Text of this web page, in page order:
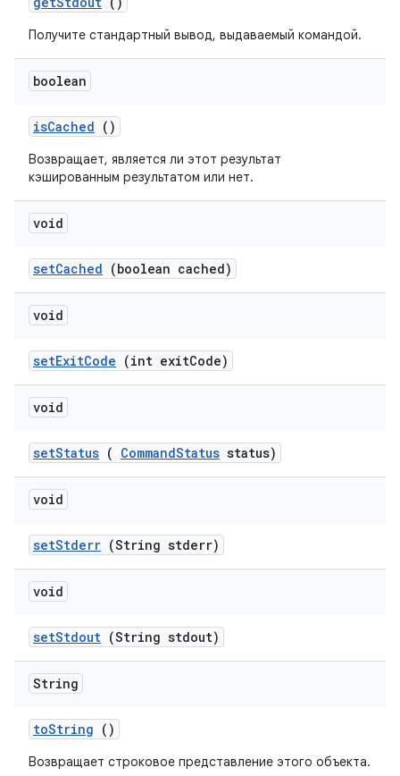
Получите стандартный вывод, выдаваемый командой.
boolean
isCached ()
Возвращает, является ли этот результат
кэшированным результатом или нет.
void
setCached (boolean cached)
void
setExitCode (int exitCode)
void
setStatus ( CommandStatus status)
void
setStderr (String stderr)
void
setStdout (String stdout)
String
toString ()
Возвращает строковое представление этого объекта.